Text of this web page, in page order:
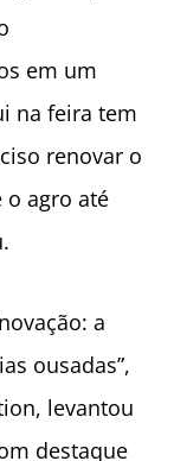
em um
na feira tem
renovar o
o agro até
a
ousadas”,
levantou
destaque